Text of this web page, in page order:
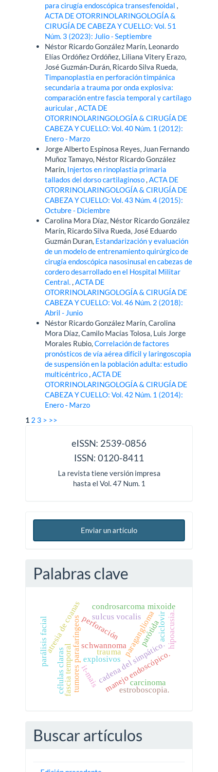
para cirugía endoscópica transesfenoidal,
ACTA DE OTORRINOLARINGOLOGÍA &
CIRUGÍA DE CABEZA Y CUELLO: Vol. 51
Núm. 3 (2023): Julio - Septiembre
Néstor Ricardo González Marín, Leonardo
Elías Ordóñez Ordóñez, Liliana Vitery Erazo,
José Guzmán-Durán, Ricardo Silva Rueda,
Timpanoplastia en perforación timpánica
secundaria a trauma por onda explosiva:
comparación entre fascia temporal y cartílago
auricular,ACTA DE
OTORRINOLARINGOLOGÍA & CIRUGÍA DE
CABEZA Y CUELLO: Vol. 40 Núm. 1 (2012):
Enero - Marzo
Jorge Alberto Espinosa Reyes, Juan Fernando
Muñoz Tamayo, Néstor Ricardo González
Marín, Injertos en rinoplastia primaria
tallados del dorso cartilaginoso,ACTA DE
OTORRINOLARINGOLOGÍA & CIRUGÍA DE
CABEZA Y CUELLO: Vol. 43 Núm. 4 (2015):
Octubre - Diciembre
Carolina Mora Díaz, Néstor Ricardo González
Marín, Ricardo Silva Rueda, José Eduardo
Guzmán Duran, Estandarización y evaluación
de un modelo de entrenamiento quirúrgico de
cirugía endoscópica nasosinusal en cabezas de
cordero desarrollado en el Hospital Militar
Central.,ACTA DE
OTORRINOLARINGOLOGÍA & CIRUGÍA DE
CABEZA Y CUELLO: Vol. 46 Núm. 2 (2018):
Abril - Junio
Néstor Ricardo González Marín, Carolina
Mora Díaz, Camilo Macías Tolosa, Luis Jorge
Morales Rubio,Correlación de factores
pronósticos de vía aérea difícil y laringoscopia
de suspensión en la población adulta: estudio
multicéntrico,ACTA DE
OTORRINOLARINGOLOGÍA & CIRUGÍA DE
CABEZA Y CUELLO: Vol. 42 Núm. 1 (2014):
Enero - Marzo
1 2 3 > >>
eISSN: 2539-0856
ISSN: 0120-8411
La revista tiene versión impresa
hasta el Vol. 47 Num. 1
Enviar un artículo
Palabras clave
schwannomaparaganglioma
tumores parafaríngeos cadena del simpático.
atresia de coanas
manejo endoscópico.
condrosarcoma mixoide
perforación
trauma
explosivos
hipoacusia.
sulcus vocalis
fascia temporal estroboscopia.
parálisis facial aciclovir
carcinoma
células claras
parótida
it-mais
Buscar artículos